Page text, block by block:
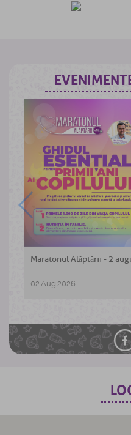
Maratonul Alăptării - 2
02.Aug.2026